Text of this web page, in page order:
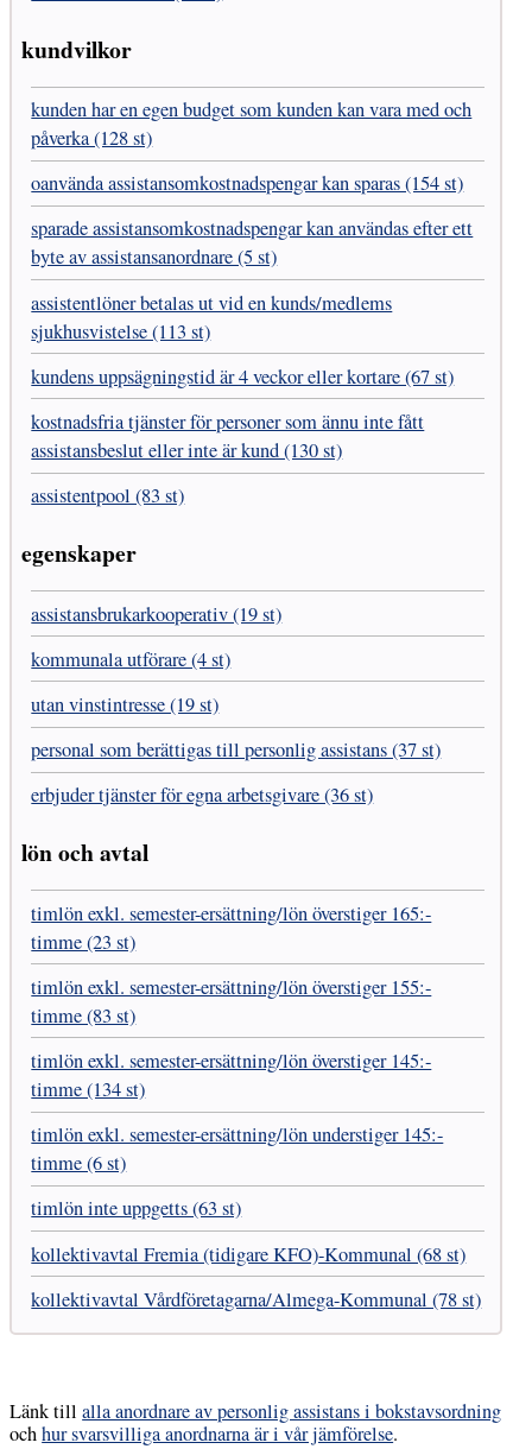
kundvilkor
kunden har en egen budget som kunden kan vara med och
påverka (128 st)
oanvända assistansomkostnadspengar kan sparas (154 st)
sparade assistansomkostnadspengar kan användas efter ett
byte av assistansanordnare (5 st)
assistentlöner betalas ut vid en kunds/medlems
sjukhusvistelse (113 st)
kundens uppsägningstid är 4 veckor eller kortare (67 st)
kostnadsfria tjänster för personer som ännu inte fått
assistansbeslut eller inte är kund (130 st)
assistentpool (83 st)
egenskaper
assistansbrukarkooperativ (19 st)
kommunala utförare (4 st)
utan vinstintresse (19 st)
personal som berättigas till personlig assistans (37 st)
erbjuder tjänster för egna arbetsgivare (36 st)
lön och avtal
timlön exkl. semester-ersättning/lön överstiger 165:-
timme (23 st)
timlön exkl. semester-ersättning/lön överstiger 155:-
timme (83 st)
timlön exkl. semester-ersättning/lön överstiger 145:-
timme (134 st)
timlön exkl. semester-ersättning/lön understiger 145:-
timme (6 st)
timlön inte uppgetts (63 st)
kollektivavtal Fremia (tidigare KFO)-Kommunal (68 st)
kollektivavtal Vårdföretagarna/Almega-Kommunal (78 st)
Länk tillalla anordnare av personlig assistans i bokstavsordning
ochhur svarsvilliga anordnarna är i vår jämförelse.